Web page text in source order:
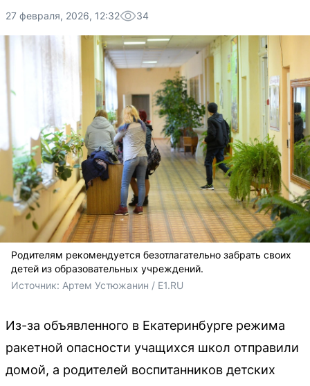
27 февраля, 2026, 12:32 34
Родителям рекомендуется безотлагательно забрать своих
детей из образовательных учреждений.
Источник: Артем Устюжанин / E1.RU
Из-за объявленного в Екатеринбурге режима
ракетной опасности учащихся школ отправили
домой, а родителей воспитанников детских